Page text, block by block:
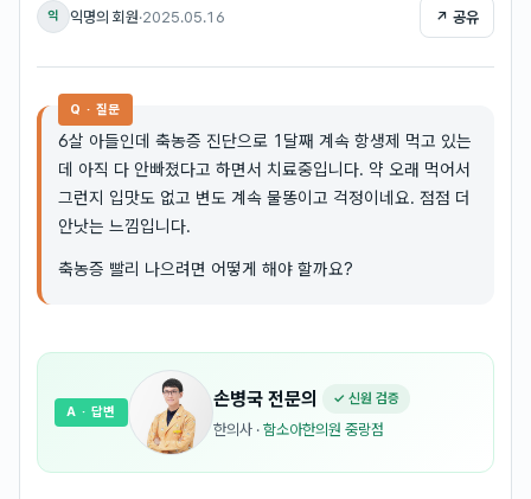
익 익명의 회원·2025.05.16 ↗ 공유
Q · 질문
6살 아들인데 축농증 진단으로 1달째 계속 항생제 먹고 있는
데 아직 다 안빠졌다고 하면서 치료중입니다. 약 오래 먹어서
그런지 입맛도 없고 변도 계속 물똥이고 걱정이네요. 점점 더
안낫는 느낌입니다.
축농증 빨리 나으려면 어떻게 해야 할까요?
손병국 전문의 ✓ 신원 검증
한의사 · 함소아한의원 중랑점
A · 답변